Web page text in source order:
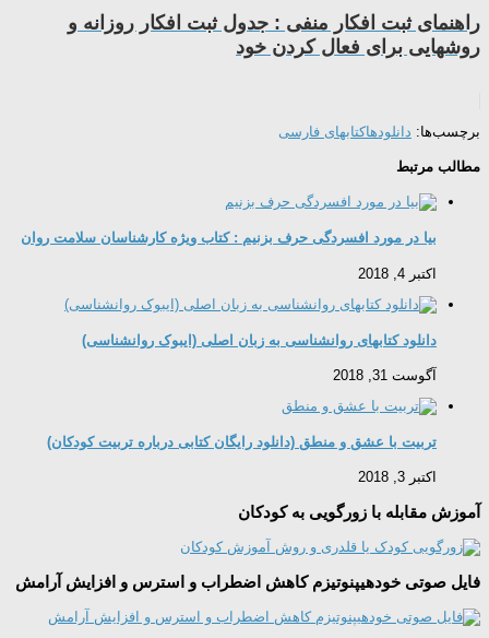
راهنمای ثبت افکار منفی : جدول ثبت افکار روزانه و
روشهایی برای فعال کردن خود
برچسب‌ها: دانلودهاکتابهای فارسی
مطالب مرتبط
بیا در مورد افسردگی حرف بزنیم : کتاب ویژه کارشناسان سلامت روان
اکتبر 4, 2018
دانلود کتابهای روانشناسی به زبان اصلی (ایبوک روانشناسی)
آگوست 31, 2018
تربیت با عشق و منطق (دانلود رایگان کتابی درباره تربیت کودکان)
اکتبر 3, 2018
آموزش مقابله با زورگویی به کودکان
فایل صوتی خودهیپنوتیزم کاهش اضطراب و استرس و افزایش آرامش